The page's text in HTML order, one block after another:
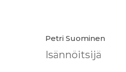
Petri Suominen
Isännöitsijä